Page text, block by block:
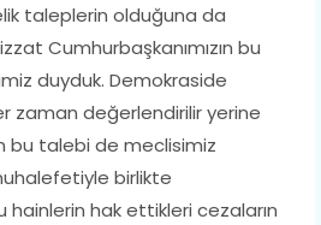
taleplerin olduğuna da
Cumhurbaşkanımızın bu
duyduk. Demokraside
zaman değerlendirilir yerine
bu talebi de meclisimiz
birlikte
hak ettikleri cezaların